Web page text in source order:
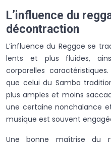
L’influence du
décontraction
L’influence du Reggae se
lents et plus fluides,
corporelles
que celui du Samba
plus amples et moins
une certaine nonchalance
musique est souvent
Une bonne maîtrise du